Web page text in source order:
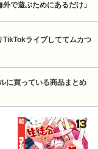
で遊ぶためにあるだけ」
TikTokライブしててムカつ
に買っている商品まとめ